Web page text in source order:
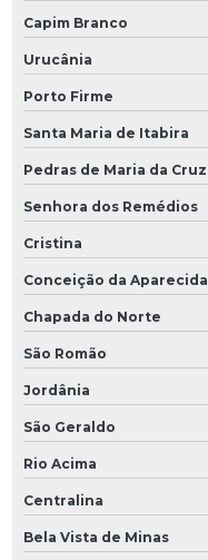
Capim Branco
Urucânia
Porto Firme
Santa Maria de Itabira
Pedras de Maria da Cruz
Senhora dos Remédios
Cristina
Conceição da Aparecida
Chapada do Norte
São Romão
Jordânia
São Geraldo
Rio Acima
Centralina
Bela Vista de Minas